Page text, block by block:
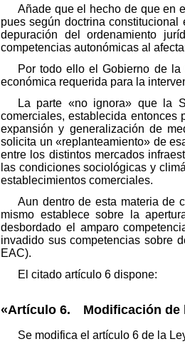
Añade que el hecho de que en
pues según doctrina
depuración del ordenamiento
competencias autonómicas al
Por todo ello el Gobierno de
económica requerida para la
La parte «no ignora» que la
comerciales, establecida entonces
expansión y generalización de
solicita un «replanteamiento» de
entre los distintos mercados
las condiciones sociológicas y
establecimientos comerciales.
Aun dentro de esta materia de
mismo establece sobre la
desbordado el amparo
invadido sus competencias sobre
EAC).
El citado artículo 6 dispone:
«Artículo 6. Modificación de
Se modifica el artículo 6 de la